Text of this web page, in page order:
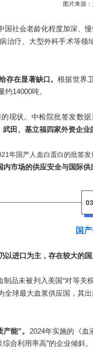
图片来源
国社会老龄化程度加深、
治疗、大型外科手术等
存在显著缺口。根据世界
14000吨。
现状。中检院批签发数
田、基立福四家外资企业
年国产人血白蛋白的批签
内市场的供应安全与国际
03
国
进口为主，存在较大的国
品未被列入美国“对等
全球最大血浆供应国，其
能”。 2024年实施的《血
合利用率高”的企业倾斜。